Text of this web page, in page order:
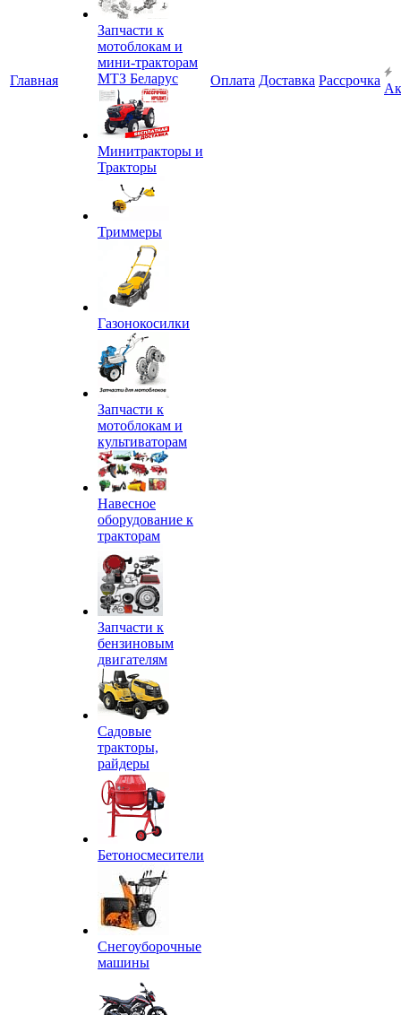
Главная
Запчасти к
мотоблокам и
мини-тракторам
МТЗ Беларус
Минитракторы и
Тракторы
Триммеры
Газонокосилки
Запчасти к
мотоблокам и
культиваторам
Навесное
оборудование к
тракторам
Запчасти к
бензиновым
двигателям
Садовые
тракторы,
райдеры
Бетоносмесители
Снегоуборочные
машины
Оплата Доставка Рассрочка